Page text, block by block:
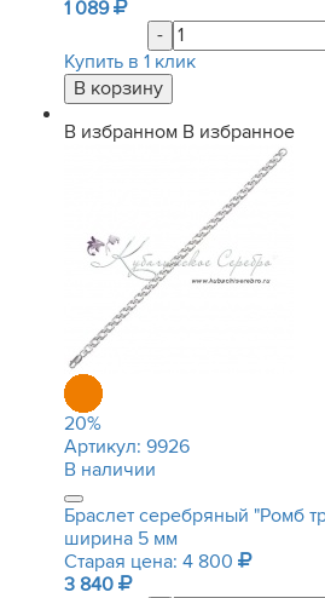
1 089
-
Купить в 1 клик
В избранном В избранное
20%
Артикул: 9926
В наличии
Браслет серебряный "Ромб
ширина 5 мм
Старая цена: 4 800
3 840